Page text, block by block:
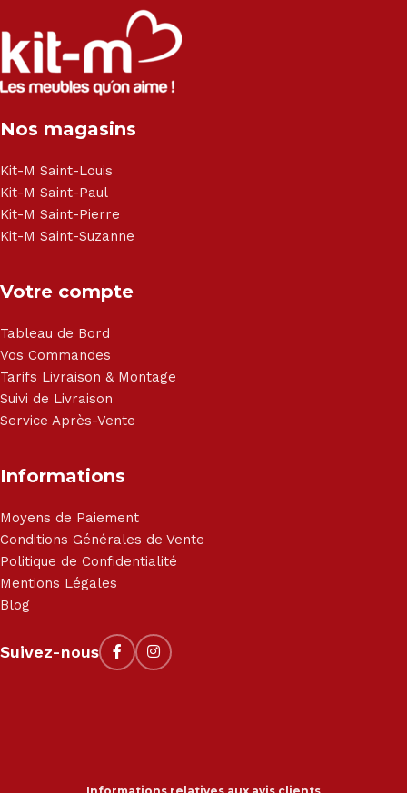
Salon angle - Salon convertible - Salon relax - Canapé -
Canapé lit - Cuisine sur-mesure - Fauteuil - Armoire - Table
et chaise - Meuble de salle de bain - Literie - Lit - Bureau -
Électroménager - Télévision led - Réfrigérateur -
- Matelas - Hifi Hitachi, LG, Sharp, Philips, Bosh, Moulinex,
Haier, Sony, Cecotec, Westpoint, Dyson.
Nos magasins
Kit-M Saint-Louis
Kit-M Saint-Paul
Kit-M Saint-Pierre
Kit-M Saint-Suzanne
Votre compte
Tableau de Bord
Vos Commandes
Tarifs Livraison & Montage
Suivi de Livraison
Service Après-Vente
Informations
Moyens de Paiement
Conditions Générales de Vente
Politique de Confidentialité
Mentions Légales
Blog
Suivez-nous